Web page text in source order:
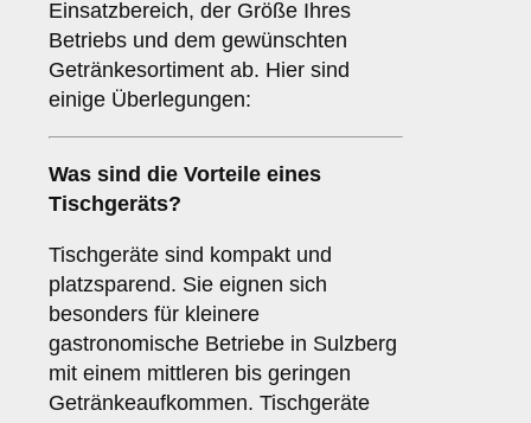
Einsatzbereich, der Größe Ihres
Betriebs und dem gewünschten
Getränkesortiment ab. Hier sind
einige Überlegungen:
Was sind die Vorteile eines
Tischgeräts?
Tischgeräte sind kompakt und
platzsparend. Sie eignen sich
besonders für kleinere
gastronomische Betriebe in Sulzberg
mit einem mittleren bis geringen
Getränkeaufkommen. Tischgeräte